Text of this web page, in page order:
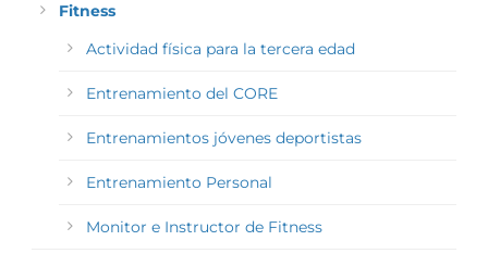
Fitness
Actividad física para la tercera edad
Entrenamiento del CORE
Entrenamientos jóvenes deportistas
Entrenamiento Personal
Monitor e Instructor de Fitness